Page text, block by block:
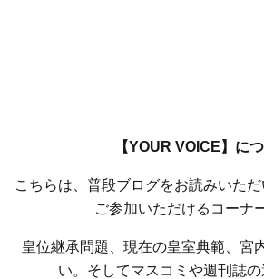
【YOUR VOICE】に
こちらは、普段ブログをお読みいただ
ご参加いただけるコーナ
皇位継承問題、現在の皇室典範、宮
い。そしてマスコミや週刊誌の